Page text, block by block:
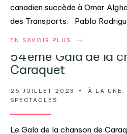
canadien succède à Omar
des Transports. Pablo
EN SAVOIR PLUS →
54ème Gala de la
Caraquet
25 JUILLET 2023 • À LA UNE ,
SPECTACLES
Le Gala de la chanson de